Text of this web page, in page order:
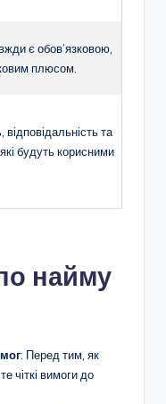
є обов’язковою,
плюсом.
відповідальність та
які будуть корисними
найму
: Перед тим, як
чіткі вимоги до